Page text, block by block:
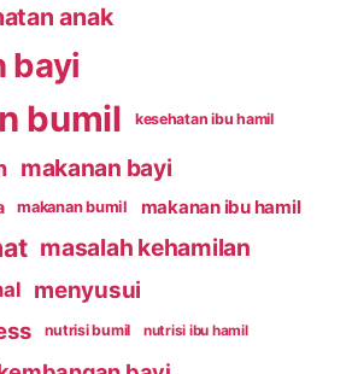
anak
bayi
bumil kesehatan ibu hamil
makanan bayi
makanan bumil makanan ibu hamil
masalah kehamilan
menyusui
nutrisi bumil nutrisi ibu hamil